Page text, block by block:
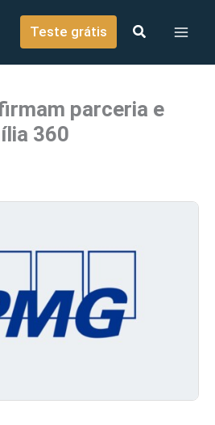
Teste grátis
parceria e
360